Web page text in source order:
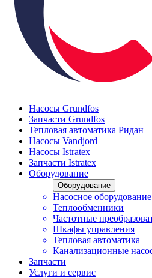
Насосы Grundfos
Запчасти Grundfos
Тепловая автоматика Ридан
Насосы Vandjord
Насосы Istratex
Запчасти Istratex
Оборудование
Оборудование
Насосное оборудование
Теплообменники
Частотные
Шкафы управления
Тепловая автоматика
Канализационные
Запчасти
Услуги и сервис